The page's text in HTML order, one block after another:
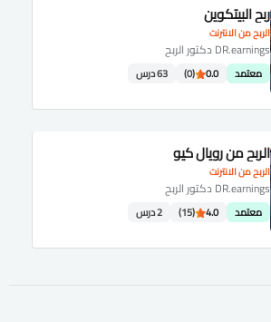
الربح من الانترنت
ربح البيتكوين
DR.earnings دكتور الربح
معتمد 0.0
(0) 63 درس
الربح من الانترنت
الربح من رويال كيو
DR.earnings دكتور الربح
معتمد 4.0
(15) 2 درس